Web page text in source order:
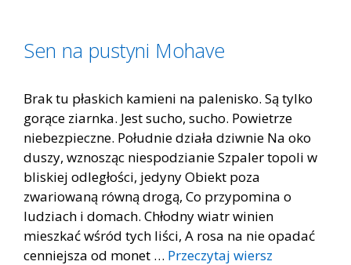
Sen na pustyni Mohave
Brak tu płaskich kamieni na palenisko. Są tylko
gorące ziarnka. Jest sucho, sucho. Powietrze
niebezpieczne. Południe działa dziwnie Na oko
duszy, wznosząc niespodzianie Szpaler topoli w
bliskiej odległości, jedyny Obiekt poza
zwariowaną równą drogą, Co przypomina o
ludziach i domach. Chłodny wiatr winien
mieszkać wśród tych liści, A rosa na nie opadać
cenniejsza od monet … Przeczytaj wiersz